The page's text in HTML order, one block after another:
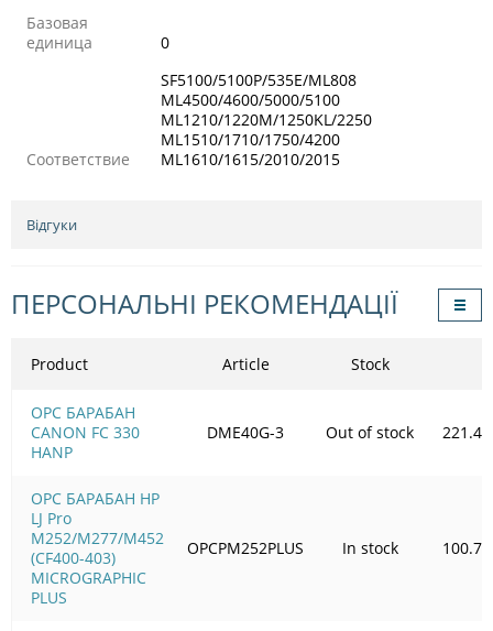
Базовая
единица
0
Соответствие
SF5100/5100P/535E/ML808
ML4500/4600/5000/5100
ML1210/1220M/1250KL/2250
ML1510/1710/1750/4200
ML1610/1615/2010/2015
Відгуки
ПЕРСОНАЛЬНІ РЕКОМЕНДАЦІЇ
Product
OPC БАРАБАН
CANON FC 330
HANP
OPC БАРАБАН HP
LJ Pro
M252/M277/M452
(CF400-403)
MICROGRAPHIC
PLUS
Article Stock
DME40G-3 Out of stock 221.49
OPCPM252PLUS In stock 100.72